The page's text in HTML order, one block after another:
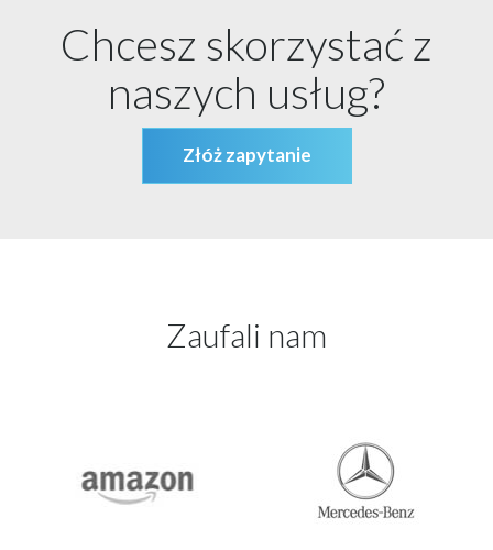
Chcesz skorzystać z
naszych usług?
Złóż zapytanie
Zaufali nam